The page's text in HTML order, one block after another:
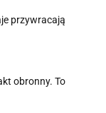
przywracają
obronny. To